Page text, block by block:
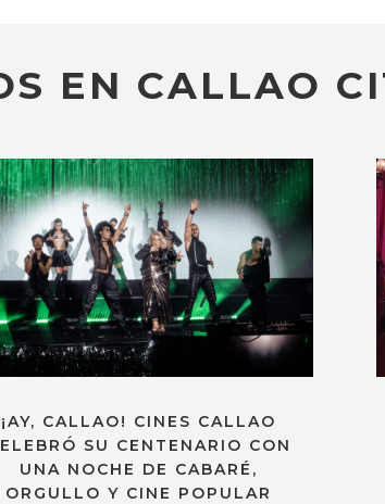
EN CALLAO
¡AY, CALLAO! CINES CALLAO
SU CENTENARIO CON
UNA NOCHE DE CABARÉ,
ORGULLO Y CINE POPULAR